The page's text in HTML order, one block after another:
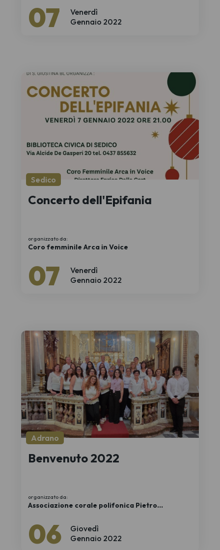
Venerdì
07 Gennaio 2022
Venerdì
07 Gennaio 2022
Sedico
Concerto dell'Epifania
organizzato da:
Coro femminile Arca in Voice
Giovedì
06 Gennaio 2022
Adrano
Benvenuto 2022
organizzato da:
Associazione corale polifonica Pietro